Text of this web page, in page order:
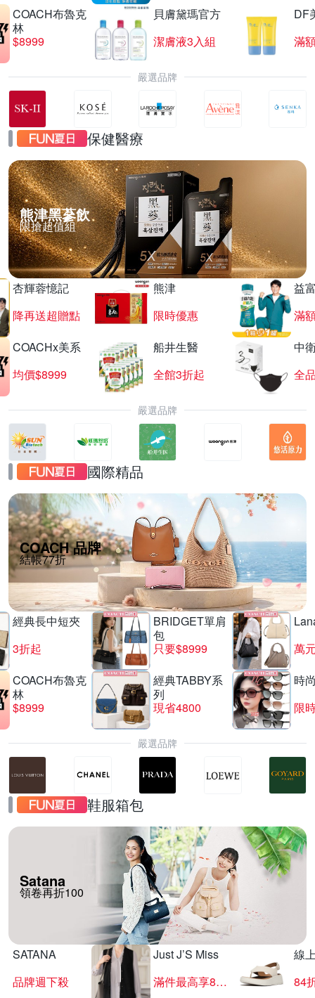
COACH布魯克
林
$8999
貝膚黛瑪官方
潔膚液3入組
DF
滿
嚴選品牌
保健醫療
熊津黑蔘飲
限搶超值組
杏輝蓉憶記
降再送超贈點
熊津
限時優惠
益
滿
COACHx美系
均價$8999
船井生醫
全館3折起
中
全
嚴選品牌
國際精品
COACH 品牌
結帳77折
經典長中短夾
3折起
BRIDGET單肩
包
只要$8999
萬
COACH布魯克
林
$8999
經典TABBY系
列
現省4800
時
限
嚴選品牌
鞋服箱包
Satana
領卷再折100
SATANA
品牌週下殺
Just J’S Miss
滿件最高享85折
線
84